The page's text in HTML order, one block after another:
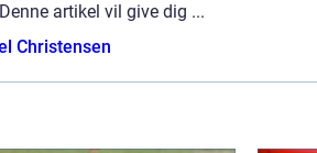
artikel vil give dig ...
Christensen